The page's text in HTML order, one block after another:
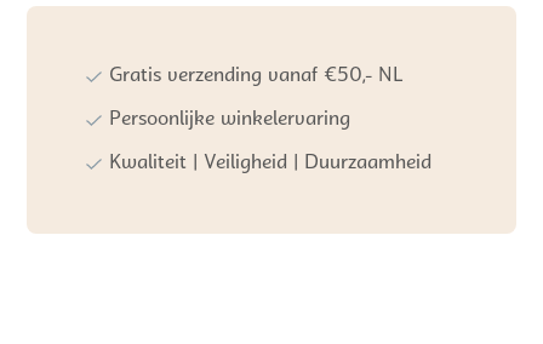
Gratis verzending vanaf €50,- NL
Persoonlijke winkelervaring
Kwaliteit | Veiligheid | Duurzaamheid